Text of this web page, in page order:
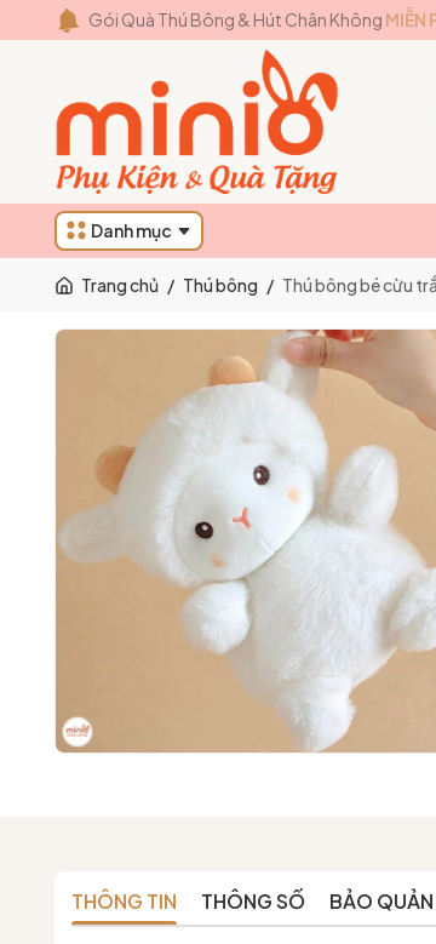
Gói Quà Thú Bông & Hút Chân Không MIỄN
Danh mục
Trang chủ / Thú bông / Thú bông bé cừu
THÔNG TIN THÔNG SỐ BẢO QUẢN